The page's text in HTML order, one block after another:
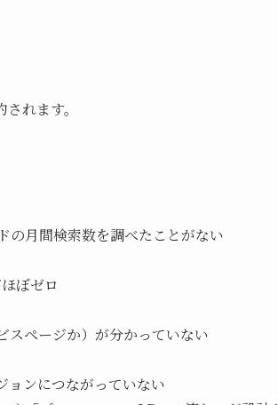
れます。
の月間検索数を調べたことがない
ぼゼロ
スページか）が分かっていない
ョンにつながっていない